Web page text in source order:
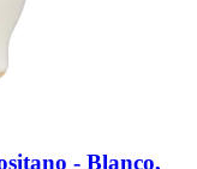
-​ Blanco,